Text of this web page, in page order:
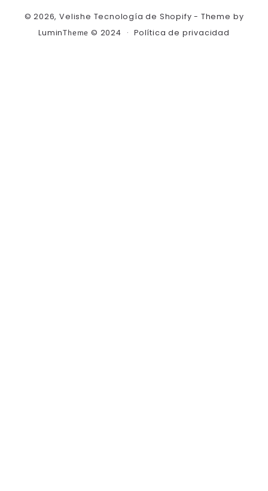
de
pago
© 2026,Velishe Tecnología de Shopify - Theme by
LuminTheme © 2024 Política de privacidad